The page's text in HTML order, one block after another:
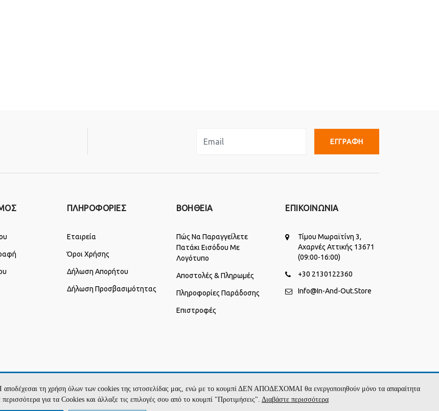
ΕΓΓΡΑΦΗ
ΠΛΗΡΟΦΟΡΙΕΣ
Εταιρεία
Όροι Χρήσης
Δήλωση Απορήτου
Δήλωση Προσβασιμότητας
ΒΟΗΘΕΙΑ
Πώς Να Παραγγείλετε
Πατάκι Εισόδου Με
Λογότυπο
Αποστολές & Πληρωμές
Πληροφορίες Παράδοσης
Επιστροφές
ΕΠΙΚΟΙΝΩΝΙΑ
Τίμου Μωραϊτίνη 3,
Αχαρνές Αττικής 13671
(09:00-16:00)
+30 2130122360
Info@in-And-Out.store
τη χρήση όλων των cookies της ιστοσελίδας μας, ενώ με το κουμπί ΔΕΝ ΑΠΟΔΕΧΟΜΑΙ θα ενεργοποιηθούν μόνο τα απαραίτητα
για τα Cookies και άλλαξε τις επιλογές σου από το κουμπί "Προτιμήσεις". Διαβάστε περισσότερα